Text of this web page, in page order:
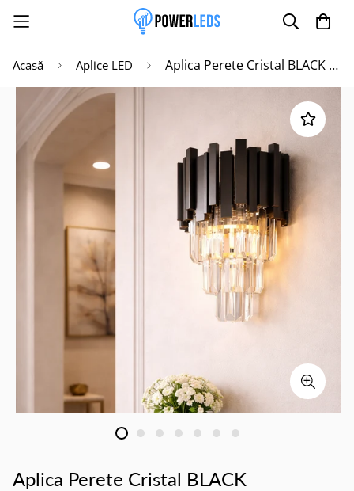
Acasă Aplice LED Aplica Perete Cristal BLACK WIDOW
Aplica Perete Cristal BLACK
Poate mai târziu